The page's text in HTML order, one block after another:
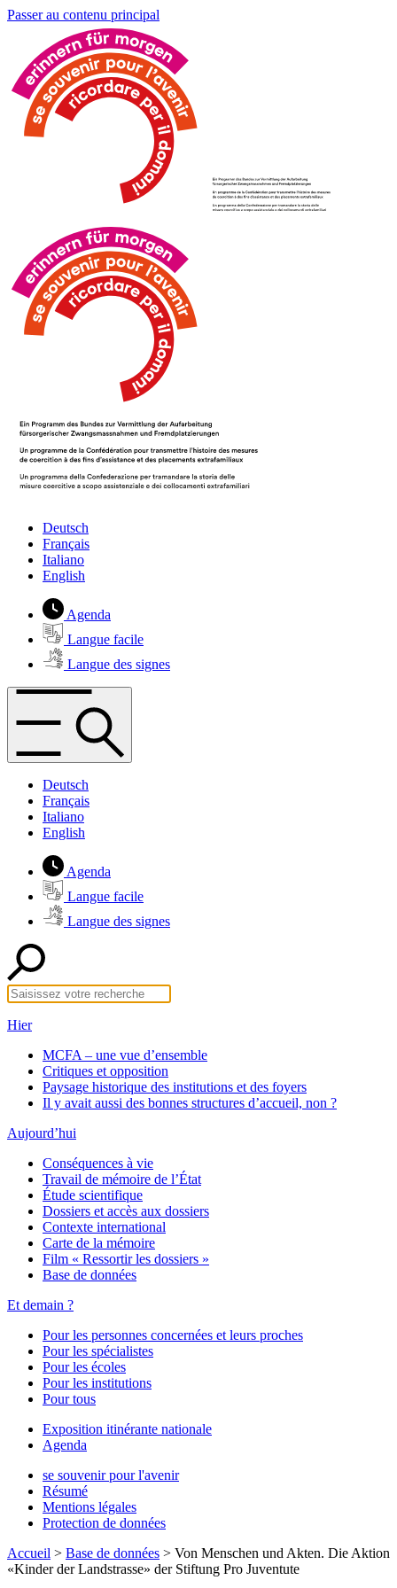
Passer au contenu principal
Deutsch
Français
Italiano
English
Agenda
Langue facile
Langue des signes
Deutsch
Français
Italiano
English
Agenda
Langue facile
Langue des signes
Hier
MCFA – une vue d’ensemble
Critiques et opposition
Paysage historique des institutions et des foyers
Il y avait aussi des bonnes structures d’accueil, non ?
Aujourd’hui
Conséquences à vie
Travail de mémoire de l’État
Étude scientifique
Dossiers et accès aux dossiers
Contexte international
Carte de la mémoire
Film « Ressortir les dossiers »
Base de données
Et demain ?
Pour les personnes concernées et leurs proches
Pour les spécialistes
Pour les écoles
Pour les institutions
Pour tous
Exposition itinérante nationale
Agenda
se souvenir pour l'avenir
Résumé
Mentions légales
Protection de données
Accueil > Base de données > Von Menschen und Akten. Die Aktion
«Kinder der Landstrasse» der Stiftung Pro Juventute